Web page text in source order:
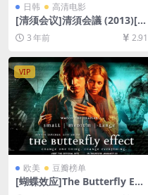
日韩 高清电影
[清须会议]清須会議 (2013)[百
度网盘+迅雷云盘资源1080P
超清未删减][MP4/8GB][日语
中字]
3 年前 2.91
VIP
欧美 豆瓣榜单
[蝴蝶效应]The Butterfly Effe